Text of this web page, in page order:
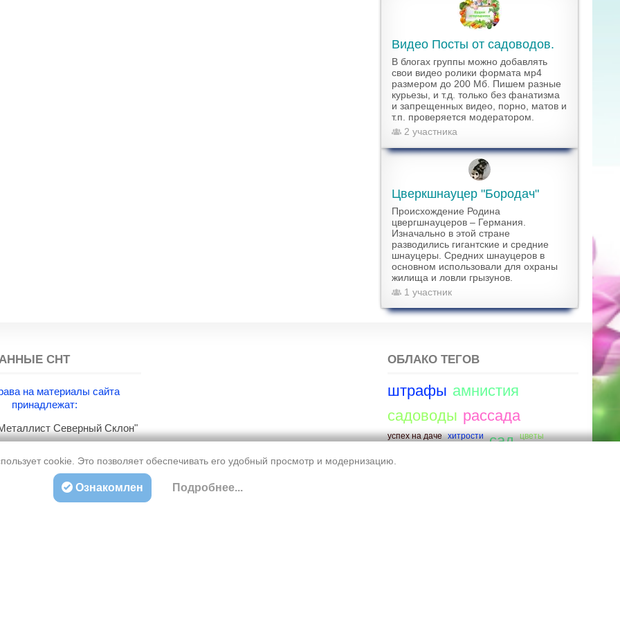
Видео Посты от садоводов.
В блогах группы можно добавлять
свои видео ролики формата мр4
размером до 200 Мб. Пишем разные
курьезы, и т.д. только без фанатизма
и запрещенных видео, порно, матов и
т.п. проверяется модератором.
2 участника
Цверкшнауцер "Бородач"
Происхождение Родина
цвергшнауцеров – Германия.
Изначально в этой стране
разводились гигантские и средние
шнауцеры. Средних шнауцеров в
основном использовали для охраны
жилища и ловли грызунов.
1 участник
СНТ
на материалы сайта
принадлежат:
Северный Склон"
ОБЛАКО ТЕГОВ
штрафы амнистия
садоводы рассада
успех на даче хитрости сад цветы
улутшаем условия садоводов.
cookie. Это позволяет обеспечивать его удобный просмотр и модернизацию.
Ознакомлен Подробнее...